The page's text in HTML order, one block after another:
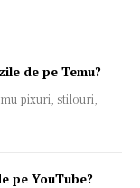
de pe Temu?
pixuri, stilouri,
pe YouTube?